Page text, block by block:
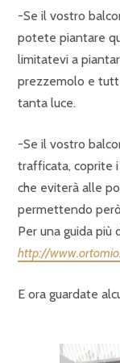
-Se il vostro
potete piantare
limitatevi a
prezzemolo e
tanta luce.
-Se il vostro
trafficata, coprite
che eviterà alle
permettendo
Per una guida
http://
E ora guardate